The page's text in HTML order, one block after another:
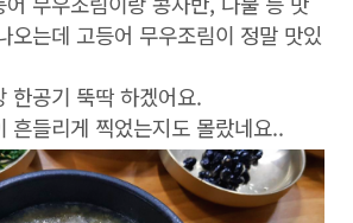
오는데 고등어 무우조림이 정말 맛있
한공기 뚝딱 하겠어요.
흔들리게 찍었는지도 몰랐네요..